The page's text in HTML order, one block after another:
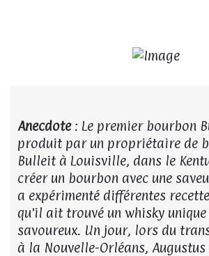
Anecdote: Le premier bourbon
produit par un propriétaire de
Bulleit à Louisville, dans le
créer un bourbon avec une
a expérimenté différentes
qu'il ait trouvé un whisky unique
savoureux. Un jour, lors du
à la Nouvelle-Orléans,